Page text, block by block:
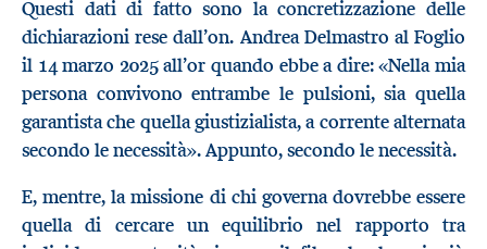
Questi dati di fatto sono la concretizzazione delle
dichiarazioni rese dall’on. Andrea Delmastro al Foglio
il 14 marzo 2025 all’or quando ebbe a dire: «Nella mia
persona convivono entrambe le pulsioni, sia quella
garantista che quella giustizialista, a corrente alternata
secondo le necessità». Appunto, secondo le necessità.
E, mentre, la missione di chi governa dovrebbe essere
quella di cercare un equilibrio nel rapporto tra